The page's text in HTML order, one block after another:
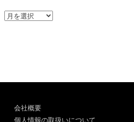
ア
会社概要
個人情報の取扱いについて